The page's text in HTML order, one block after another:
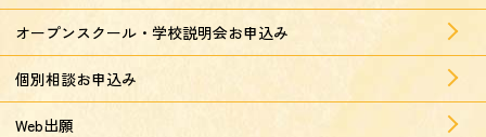
オープンスクール・学校説明会お申込み
個別相談お申込み
Web出願